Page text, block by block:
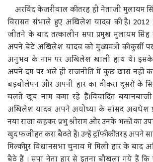
अरविंद केजरीवाल की तरह ही नेताजी मुलायम
विरासत संभाले हुए अखिलेश यादव की है।
जीतने के बाद तत्कालीन सपा प्रमुख मुलायम
अपने बेटे अखिलेश यादव को मुख्यमंत्री की कुर्सी
अनुभव के नाम पर अखिलेश खाली हाथ थे।
अपने दम पर भले ही राजनीति में कुछ खास नहीं
बड़बोलेपन और अपनी हार का ठीकरा दूसरों के
चलते खूब नाम कमा रहे हैं।विवादित
अखिलेश यादव अपने अयोध्या के सांसद अवधेश
नया राजा कहकर प्रभु श्रीराम और उनके भक्तों का
खुद फजीहत करा बैठते हैं। उन्हें ट्रॉफी की तरह
मिल्कीपुर विधानसभा चुनाव में मिली हार के